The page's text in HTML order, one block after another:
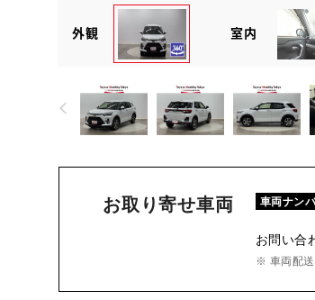
外観 室内
お取り寄せ車両 車両ナン
お問い合
※ 車両配送